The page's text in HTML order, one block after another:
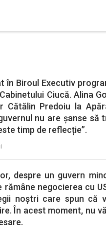
în Biroul Executiv
Ciucă. Alina
Cătălin Predoiu la
nu are șanse să
timp de reflecție”.
despre un guvern
rămâne negocierea cu
noștri care spun că
În acest moment, nu